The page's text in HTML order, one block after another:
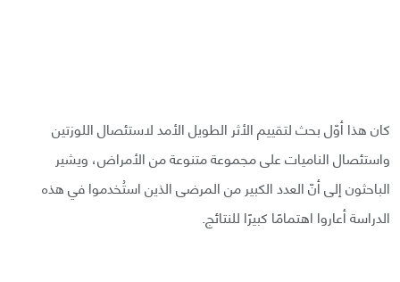
كان هذا أوّل بحث لتقييم الأثر الطويل الأمد لاستئصال اللوزتين
واستئصال الناميات على مجموعة متنوعة من الأمراض، ويشير
الباحثون إلى أنّ العدد الكبير من المرضى الذين استُخدموا في هذه
الدراسة أعاروا اهتمامًا كبيرًا للنتائج.